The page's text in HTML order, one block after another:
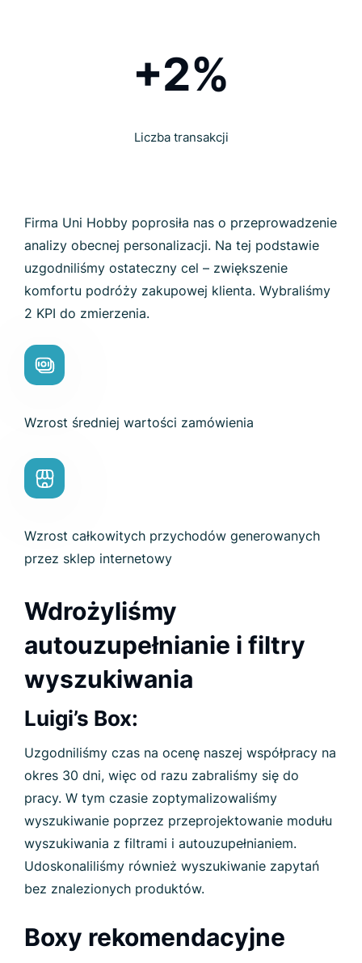
+2%
Liczba transakcji
Firma Uni Hobby poprosiła nas o przeprowadzenie
analizy obecnej personalizacji. Na tej podstawie
uzgodniliśmy ostateczny cel – zwiększenie
komfortu podróży zakupowej klienta. Wybraliśmy
2 KPI do zmierzenia.
Wzrost średniej wartości zamówienia
Wzrost całkowitych przychodów generowanych
przez sklep internetowy
Wdrożyliśmy
autouzupełnianie i filtry
wyszukiwania
Luigi’s Box:
Uzgodniliśmy czas na ocenę naszej współpracy na
okres 30 dni, więc od razu zabraliśmy się do
pracy. W tym czasie zoptymalizowaliśmy
wyszukiwanie poprzez przeprojektowanie modułu
wyszukiwania z filtrami i autouzupełnianiem.
Udoskonaliliśmy również wyszukiwanie zapytań
bez znalezionych produktów.
Boxy rekomendacyjne